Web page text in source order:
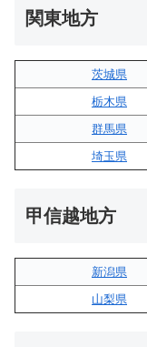
関東地方
茨城県
栃木県
群馬県
埼玉県
甲信越地方
新潟県
山梨県